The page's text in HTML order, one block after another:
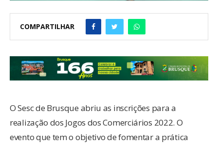
COMPARTILHAR
O Sesc de Brusque abriu as inscrições para a
realização dos Jogos dos Comerciários 2022. O
evento que tem o objetivo de fomentar a prática